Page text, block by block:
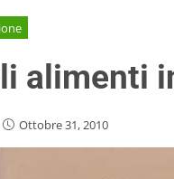
alimenti
Ottobre 31, 2010